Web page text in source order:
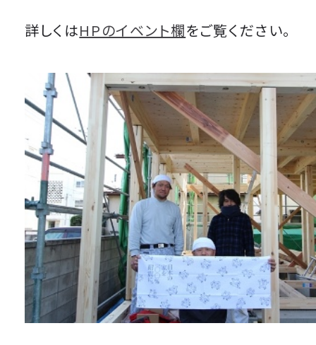
詳しくはHPのイベント欄をご覧ください。